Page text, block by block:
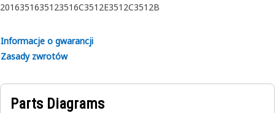
2016351635123516C3512E3512C3512B
Informacje o gwarancji
Zasady zwrotów
Parts Diagrams